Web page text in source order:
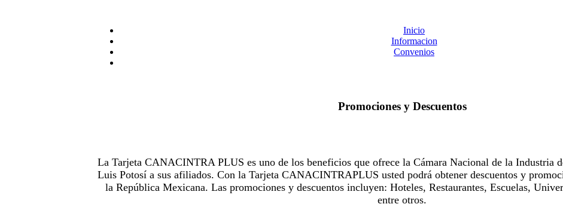
Inicio
Informacion
Convenios
Promociones y Descuentos
La Tarjeta CANACINTRA PLUS es uno de los beneficios que ofrece la Cámara Nacional de la Industria
Luis Potosí a sus afiliados. Con la Tarjeta CANACINTRAPLUS usted podrá obtener descuentos y
la República Mexicana. Las promociones y descuentos incluyen: Hoteles, Restaurantes, Escuelas,
entre otros.